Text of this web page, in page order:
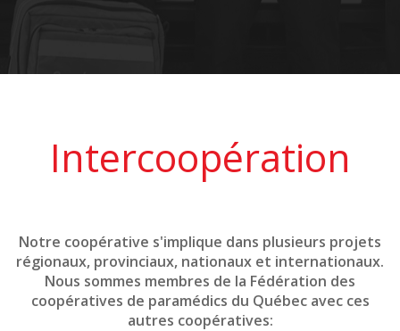
Intercoopération
Notre coopérative s'implique dans plusieurs projets
régionaux, provinciaux, nationaux et internationaux.
Nous sommes membres de la Fédération des
coopératives de paramédics du Québec avec ces
autres coopératives: